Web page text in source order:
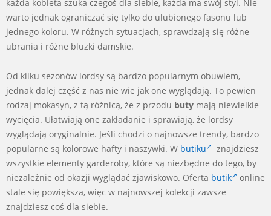
każda kobieta szuka czegoś dla siebie, każda ma swój styl. Nie
warto jednak ograniczać się tylko do ulubionego fasonu lub
jednego koloru. W różnych sytuacjach, sprawdzają się różne
ubrania i różne bluzki damskie.
Od kilku sezonów lordsy są bardzo popularnym obuwiem,
jednak dalej część z nas nie wie jak one wyglądają. To pewien
rodzaj mokasyn, z tą różnicą, że z przodu buty mają niewielkie
wycięcia. Ułatwiają one zakładanie i sprawiają, że lordsy
wyglądają oryginalnie. Jeśli chodzi o najnowsze trendy, bardzo
popularne są kolorowe hafty i naszywki. W butiku
znajdziesz
wszystkie elementy garderoby, które są niezbędne do tego, by
niezależnie od okazji wyglądać zjawiskowo. Oferta butik
online
stale się powiększa, więc w najnowszej kolekcji zawsze
znajdziesz coś dla siebie.